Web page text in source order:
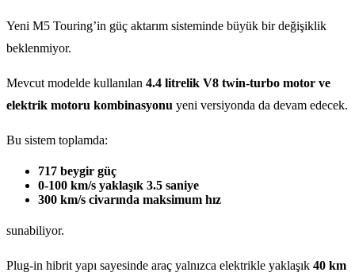
Yeni M5 Touring’in güç aktarım sisteminde büyük bir değişiklik
beklenmiyor.
Mevcut modelde kullanılan 4.4 litrelik V8 twin-turbo motor ve
elektrik motoru kombinasyonu yeni versiyonda da devam edecek.
Bu sistem toplamda:
717 beygir güç
0-100 km/s yaklaşık 3.5 saniye
300 km/s civarında maksimum hız
sunabiliyor.
Plug-in hibrit yapı sayesinde araç yalnızca elektrikle yaklaşık 40 km